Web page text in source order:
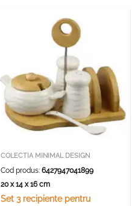
COLECTIA MINIMAL DESIGN
Cod produs:6427947041899
20 x 14 x 16 cm
Set 3 recipiente pentru